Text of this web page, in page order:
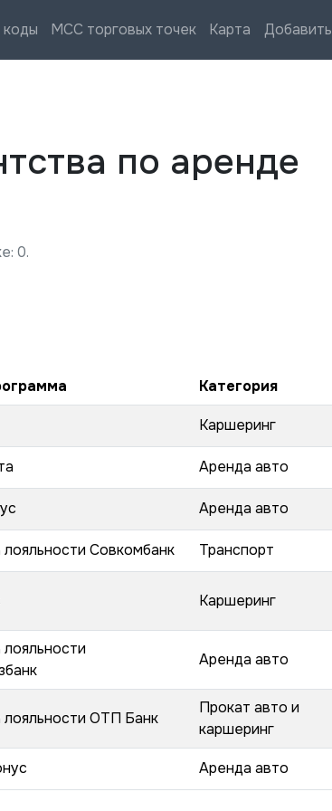
коды MCC торговых точек Карта Добавить
по аренде
0.
Категория
Каршеринг
Аренда авто
Аренда авто
Совкомбанк Транспорт
Каршеринг
Аренда авто
ОТП Банк
Прокат авто и
каршеринг
Аренда авто